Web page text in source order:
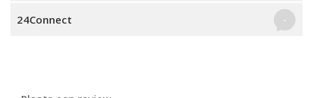
24Connect -